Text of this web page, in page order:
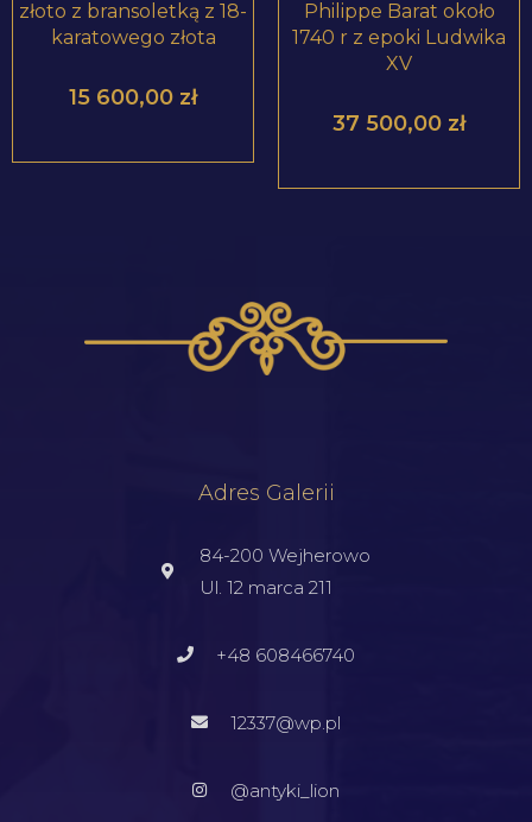
złoto z bransoletką z 18-
karatowego złota
15 600,00 zł
Philippe Barat około
1740 r z epoki Ludwika
XV
37 500,00 zł
Adres Galerii
84-200 Wejherowo
Ul. 12 marca 211
+48 608466740
12337@wp.pl
@antyki_lion